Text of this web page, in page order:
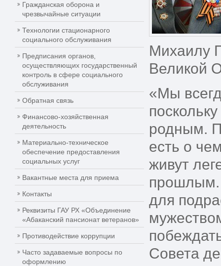
Гражданская оборона и
чрезвычайные ситуации
Технологии стационарного
социального обслуживания
Предписания органов,
осуществляющих государственный
контроль в сфере социального
обслуживания
Обратная связь
Финансово-хозяйственная
деятельность
Материально-техническое
обеспечение предоставления
социальных услуг
Вакантные места для приема
Контакты
Реквизиты ГАУ РХ «Объединение
«Абаканский пансионат ветеранов»
Противодействие коррупции
Часто задаваемые вопросы по
оформлению
Михаилу
Великой
«Мы
родным.
есть о
живут
прошлым.
для
Совета